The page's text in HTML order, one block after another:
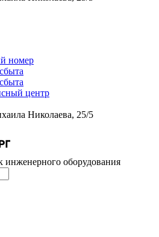
номер
центр
Николаева, 25/5
оборудования